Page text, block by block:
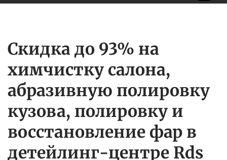
Скидка до 93% на
химчистку салона,
абразивную полировку
кузова, полировку и
восстановление фар в
детейлинг-центре Rds